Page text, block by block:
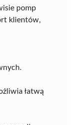
pomp
klientów,
łatwą